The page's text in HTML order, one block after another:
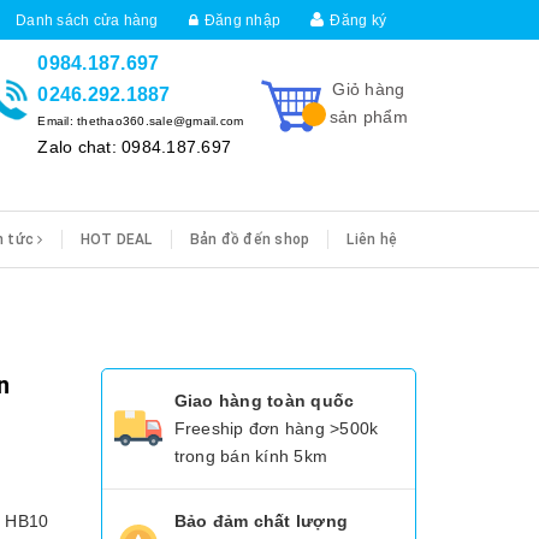
Danh sách cửa hàng Đăng nhập Đăng ký
Giỏ hàng
sản phẩm
0984.187.697
0246.292.1887
Email: thethao360.sale@gmail.com
Zalo chat: 0984.187.697
tức HOT DEAL Bản đồ đến shop Liên hệ
HB10
Giao hàng toàn quốc
Freeship đơn hàng >500k
trong bán kính 5km
Bảo đảm chất lượng